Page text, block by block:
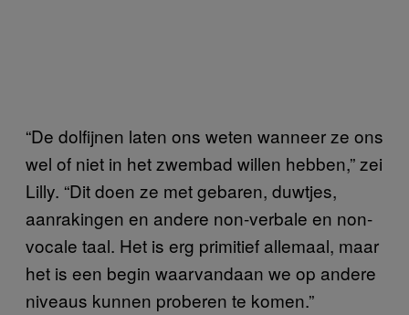
“De dolfijnen laten ons weten wanneer ze ons
wel of niet in het zwembad willen hebben,” zei
Lilly. “Dit doen ze met gebaren, duwtjes,
aanrakingen en andere non-verbale en non-
vocale taal. Het is erg primitief allemaal, maar
het is een begin waarvandaan we op andere
niveaus kunnen proberen te komen.”